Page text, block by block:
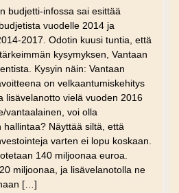
budjetti-infossa sai esittää
vuodelle 2014 ja
2017. Odotin kuusi tuntia, että
kysymyksen, Vantaan
Kysyin näin: Vantaan
on velkaantumiskehitys
lisävelanotto vielä vuoden 2016
vantaalainen, voi olla
Näyttää siltä, että
varten ei lopu koskaan.
140 miljoonaa euroa.
miljoonaa, ja lisävelanotolla ne
[…]